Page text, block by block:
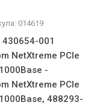
014619
430654-001
NetXtreme PCIe
-
NetXtreme PCIe
488293-